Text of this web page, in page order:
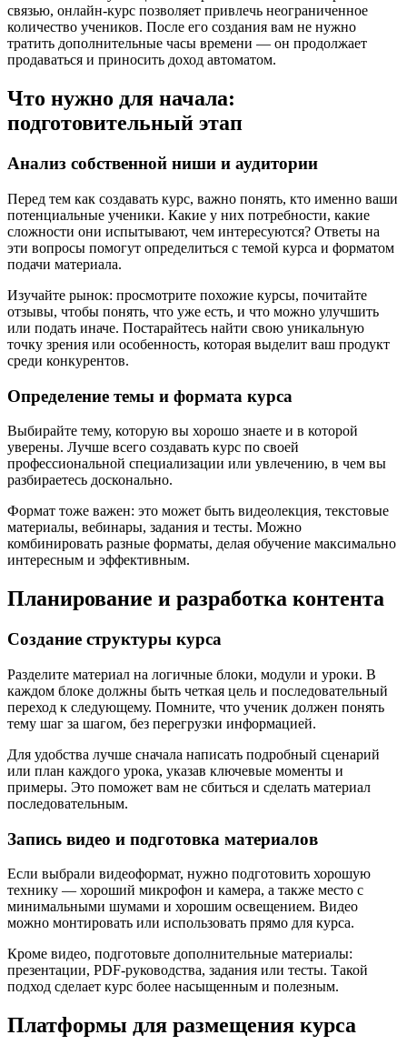
связью, онлайн-курс позволяет привлечь неограниченное
количество учеников. После его создания вам не нужно
тратить дополнительные часы времени — он продолжает
продаваться и приносить доход автоматом.
Что нужно для начала:
подготовительный этап
Анализ собственной ниши и аудитории
Перед тем как создавать курс, важно понять, кто именно ваши
потенциальные ученики. Какие у них потребности, какие
сложности они испытывают, чем интересуются? Ответы на
эти вопросы помогут определиться с темой курса и форматом
подачи материала.
Изучайте рынок: просмотрите похожие курсы, почитайте
отзывы, чтобы понять, что уже есть, и что можно улучшить
или подать иначе. Постарайтесь найти свою уникальную
точку зрения или особенность, которая выделит ваш продукт
среди конкурентов.
Определение темы и формата курса
Выбирайте тему, которую вы хорошо знаете и в которой
уверены. Лучше всего создавать курс по своей
профессиональной специализации или увлечению, в чем вы
разбираетесь досконально.
Формат тоже важен: это может быть видеолекция, текстовые
материалы, вебинары, задания и тесты. Можно
комбинировать разные форматы, делая обучение максимально
интересным и эффективным.
Планирование и разработка контента
Создание структуры курса
Разделите материал на логичные блоки, модули и уроки. В
каждом блоке должны быть четкая цель и последовательный
переход к следующему. Помните, что ученик должен понять
тему шаг за шагом, без перегрузки информацией.
Для удобства лучше сначала написать подробный сценарий
или план каждого урока, указав ключевые моменты и
примеры. Это поможет вам не сбиться и сделать материал
последовательным.
Запись видео и подготовка материалов
Если выбрали видеоформат, нужно подготовить хорошую
технику — хороший микрофон и камера, а также место с
минимальными шумами и хорошим освещением. Видео
можно монтировать или использовать прямо для курса.
Кроме видео, подготовьте дополнительные материалы:
презентации, PDF-руководства, задания или тесты. Такой
подход сделает курс более насыщенным и полезным.
Платформы для размещения курса